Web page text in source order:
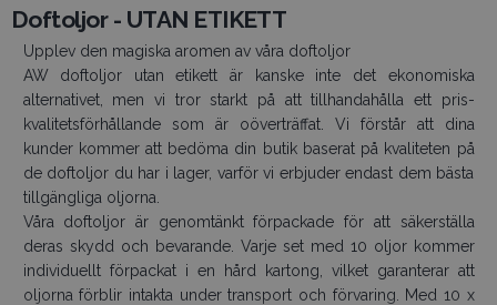
Doftoljor - UTAN ETIKETT
Upplev den magiska aromen av våra doftoljor
AW doftoljor utan etikett är kanske inte det ekonomiska
alternativet, men vi tror starkt på att tillhandahålla ett pris-
kvalitetsförhållande som är oöverträffat. Vi förstår att dina
kunder kommer att bedöma din butik baserat på kvaliteten på
de doftoljor du har i lager, varför vi erbjuder endast dem bästa
tillgängliga oljorna.
Våra doftoljor är genomtänkt förpackade för att säkerställa
deras skydd och bevarande. Varje set med 10 oljor kommer
individuellt förpackat i en hård kartong, vilket garanterar att
oljorna förblir intakta under transport och förvaring. Med 10 x